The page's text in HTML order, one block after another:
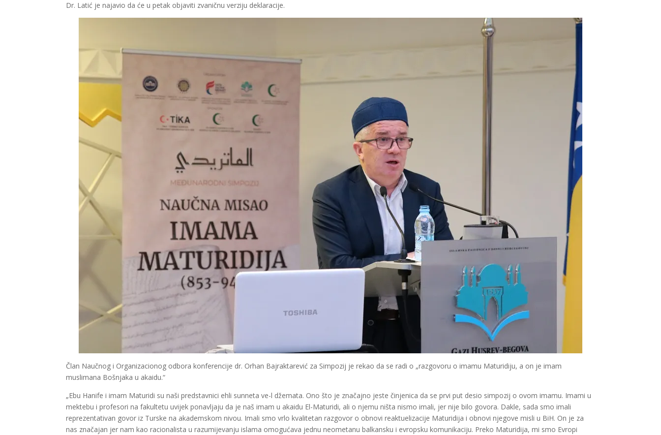
Dr. Latić je najavio da će u petak objaviti zvaničnu verziju deklaracije.
Član Naučnog i Organizacionog odbora konferencije dr. Orhan Bajraktarević za Simpozij je rekao da se radi o „razgovoru o imamu Maturidiju, a on je imam
muslimana Bošnjaka u akaidu.“
„Ebu Hanife i imam Maturidi su naši predstavnici ehli sunneta ve-l džemata. Ono što je značajno jeste činjenica da se prvi put desio simpozij o ovom imamu. Imami u
mektebu i profesori na fakultetu uvijek ponavljaju da je naš imam u akaidu El-Maturidi, ali o njemu ništa nismo imali, jer nije bilo govora. Dakle, sada smo imali
reprezentativan govor iz Turske na akademskom nivou. Imali smo vrlo kvalitetan razgovor o obnovi reaktuelizacije Maturidija i obnovi njegove misli u BiH. On je za
nas značajan jer nam kao racionalista u razumijevanju islama omogućava jednu neometanu balkansku i evropsku komunikaciju. Preko Maturidija, mi smo Evropi